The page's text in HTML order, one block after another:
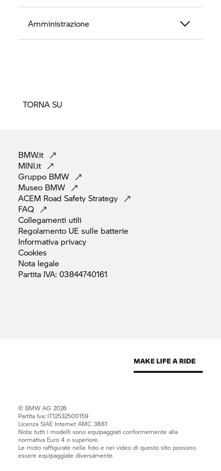
Amministrazione
TORNA SU
BMW.it
MINI.it
Gruppo BMW
Museo BMW
ACEM Road SafetyStrategy
FAQ
Collegamenti utili
Regolamento UE sulle batterie
Informativa privacy
Cookies
Nota legale
Partita IVA: 03844740161
© BMW AG 2026
Partita Iva: IT12532500159
Licenza SIAE Internet AMC 3881
Nota: tutti i modelli sono equipaggiati conformemente alla
normativa Euro 4 o superiore.
Le moto raffigurate nelle foto e nei video di questo sito possono
essere equipaggiate diversamente.